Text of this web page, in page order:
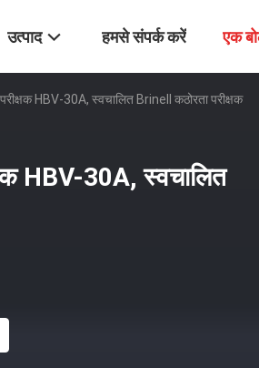
उत्पाद हमसे संपर्क करें एक
HBV-30A, स्वचालित Brinell कठोरता परीक्षक
HBV-30A, स्वचालित